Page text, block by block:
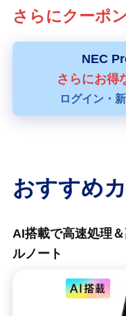
さらにクーポ
NEC
さらにお得
ログイン・
おすすめ
AI搭載で高速処理
ルノート